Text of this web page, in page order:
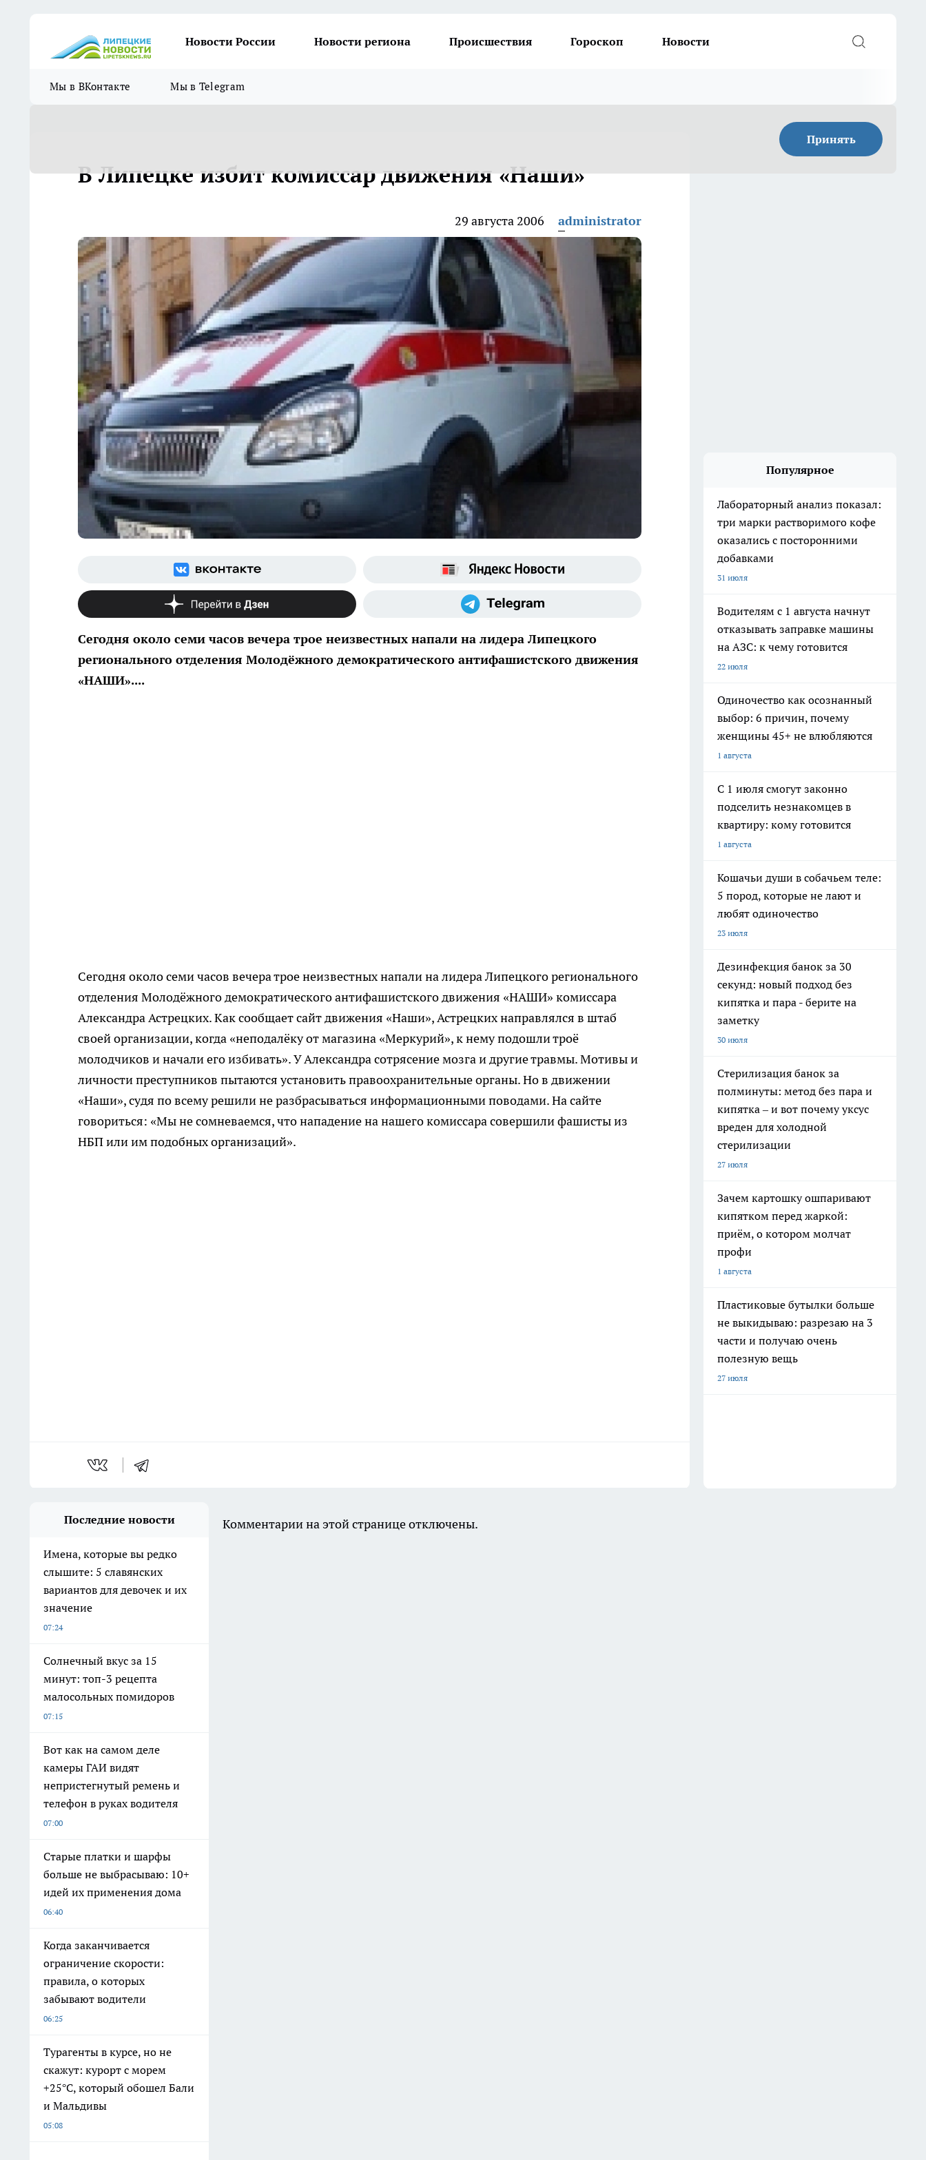
Новости России Новости региона Происшествия Гороскоп Новости
Мы в ВКонтакте Мы в Telegram
Принять
В Липецке избит комиссар движения «Наши»
29 августа 2006 administrator
Сегодня около семи часов вечера трое неизвестных напали на лидера Липецкого
регионального отделения Молодёжного демократического антифашистского движения
«НАШИ»....
Сегодня около семи часов вечера трое неизвестных напали на лидера Липецкого регионального
отделения Молодёжного демократического антифашистского движения «НАШИ» комиссара
Александра Астрецких. Как сообщает сайт движения «Наши», Астрецких направлялся в штаб
своей организации, когда «неподалёку от магазина «Меркурий», к нему подошли троё
молодчиков и начали его избивать». У Александра сотрясение мозга и другие травмы. Мотивы и
личности преступников пытаются установить правоохранительные органы. Но в движении
«Наши», судя по всему решили не разбрасываться информационными поводами. На сайте
говориться: «Мы не сомневаемся, что нападение на нашего комиссара совершили фашисты из
НБП или им подобных организаций».
Популярное
Лабораторный анализ показал:
три марки растворимого кофе
оказались с посторонними
добавками
31 июля
Водителям с 1 августа начнут
отказывать заправке машины
на АЗС: к чему готовится
22 июля
Одиночество как осознанный
выбор: 6 причин, почему
женщины 45+ не влюбляются
1 августа
С 1 июля смогут законно
подселить незнакомцев в
квартиру: кому готовится
1 августа
Кошачьи души в собачьем теле:
5 пород, которые не лают и
любят одиночество
23 июля
Дезинфекция банок за 30
секунд: новый подход без
кипятка и пара - берите на
заметку
30 июля
Стерилизация банок за
полминуты: метод без пара и
кипятка – и вот почему уксус
вреден для холодной
стерилизации
27 июля
Зачем картошку ошпаривают
кипятком перед жаркой:
приём, о котором молчат
профи
1 августа
Пластиковые бутылки больше
не выкидываю: разрезаю на 3
части и получаю очень
полезную вещь
27 июля
Последние новости
Имена, которые вы редко
слышите: 5 славянских
вариантов для девочек и их
значение
07:24
Солнечный вкус за 15
минут: топ-3 рецепта
малосольных помидоров
07:15
Вот как на самом деле
камеры ГАИ видят
непристегнутый ремень и
телефон в руках водителя
07:00
Старые платки и шарфы
больше не выбрасываю: 10+
идей их применения дома
06:40
Когда заканчивается
ограничение скорости:
правила, о которых
забывают водители
06:25
Турагенты в курсе, но не
скажут: курорт с морем
+25°C, который обошел Бали
и Мальдивы
05:08
Комментарии на этой странице отключены.